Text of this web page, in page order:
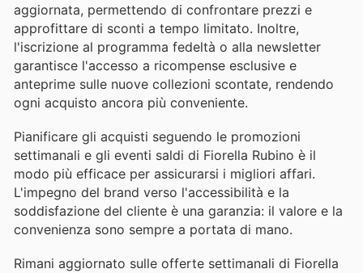
aggiornata, permettendo di confrontare prezzi e
approfittare di sconti a tempo limitato. Inoltre,
l'iscrizione al programma fedeltà o alla newsletter
garantisce l'accesso a ricompense esclusive e
anteprime sulle nuove collezioni scontate, rendendo
ogni acquisto ancora più conveniente.
Pianificare gli acquisti seguendo le promozioni
settimanali e gli eventi saldi di Fiorella Rubino è il
modo più efficace per assicurarsi i migliori affari.
L'impegno del brand verso l'accessibilità e la
soddisfazione del cliente è una garanzia: il valore e la
convenienza sono sempre a portata di mano.
Rimani aggiornato sulle offerte settimanali di Fiorella